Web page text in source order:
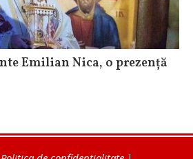
Emilian Nica, o prezență